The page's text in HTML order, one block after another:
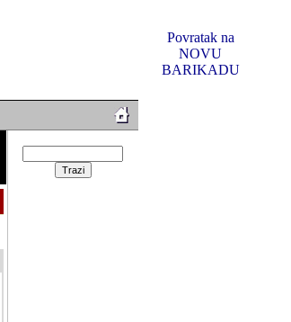
Povratak na
NOVU
BARIKADU